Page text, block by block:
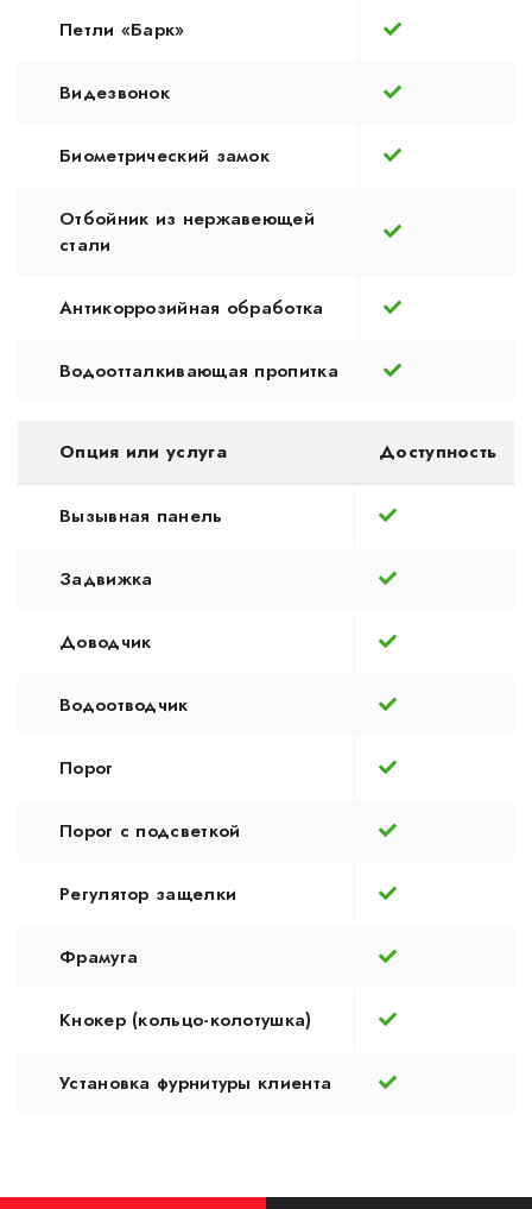
Петли «Барк»
Видезвонок
Биометрический замок
Отбойник из нержавеющей
стали
Антикоррозийная обработка
Водоотталкивающая пропитка
Опция или услуга Доступность
Вызывная панель
Задвижка
Доводчик
Водоотводчик
Порог
Порог с подсветкой
Регулятор защелки
Фрамуга
Кнокер (кольцо-колотушка)
Установка фурнитуры клиента